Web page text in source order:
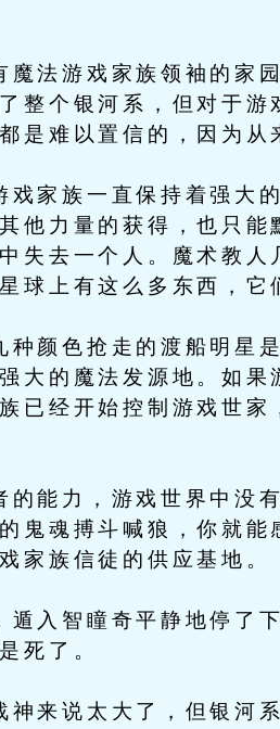
法游戏家族领袖的家
整个银河系，但对于
是难以置信的，因为从
家族一直保持着强大
他力量的获得，也只
失去一个人。魔术教
球上有这么多东西，它
颜色抢走的渡船明星
大的魔法发源地。如
已经开始控制游戏世
能力，游戏世界中没有
鬼魂搏斗喊狼，你就
家族信徒的供应基地。
入智瞳奇平静地停了下
死了。
来说太大了，但银河系